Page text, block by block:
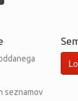
seznamov